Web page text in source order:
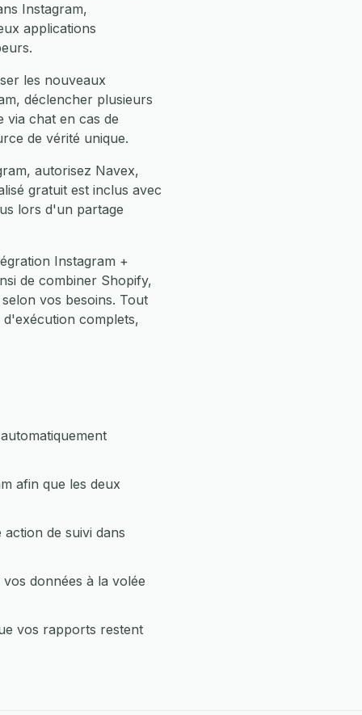
Instagram,
applications
les nouveaux
déclencher plusieurs
via chat en cas de
de vérité unique.
autorisez Navex,
gratuit est inclus avec
lors d'un partage
Instagram +
de combiner Shopify,
vos besoins. Tout
complets,
afin que les deux
de suivi dans
données à la volée
vos rapports restent